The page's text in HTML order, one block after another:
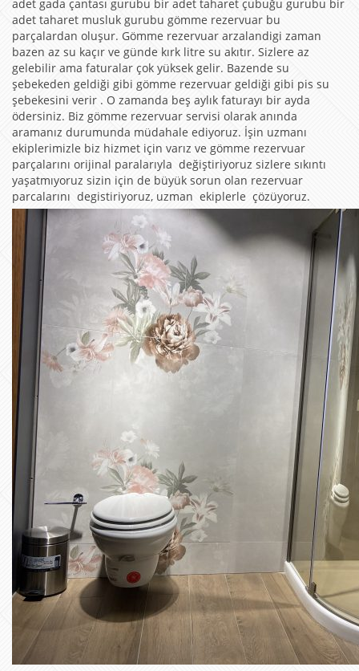
adet gada çantası gurubu bir adet taharet çubuğu gurubu bir
adet taharet musluk gurubu gömme rezervuar bu
parçalardan oluşur. Gömme rezervuar arzalandigi zaman
bazen az su kaçır ve günde kırk litre su akıtır. Sizlere az
gelebilir ama faturalar çok yüksek gelir. Bazende su
şebekeden geldiği gibi gömme rezervuar geldiği gibi pis su
şebekesini verir . O zamanda beş aylık faturayı bir ayda
ödersiniz. Biz gömme rezervuar servisi olarak anında
aramanız durumunda müdahale ediyoruz. İşin uzmanı
ekiplerimizle biz hizmet için varız ve gömme rezervuar
parçalarını orijinal paralarıyla değiştiriyoruz sizlere sıkıntı
yaşatmıyoruz sizin için de büyük sorun olan rezervuar
parcalarını degistiriyoruz, uzman ekiplerle çözüyoruz.